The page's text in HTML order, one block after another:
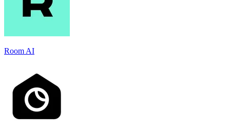
Room AI